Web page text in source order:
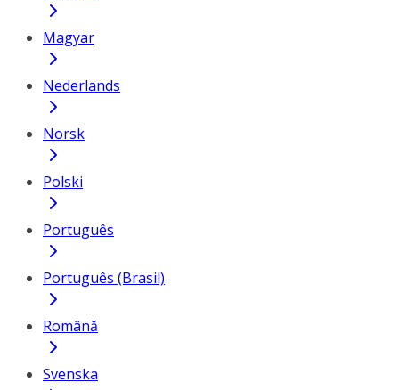
Magyar
Nederlands
Norsk
Polski
Português
Português (Brasil)
Română
Svenska